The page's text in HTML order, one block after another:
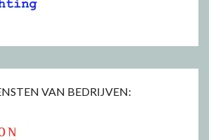
VAN BEDRIJVEN: